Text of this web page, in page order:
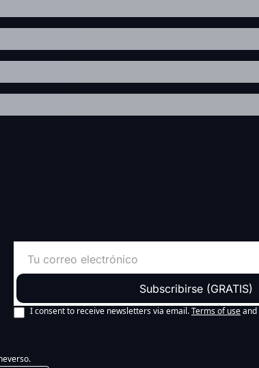
Subscribirse (GRATIS)
I consent to receive newsletters via email.Terms of useand